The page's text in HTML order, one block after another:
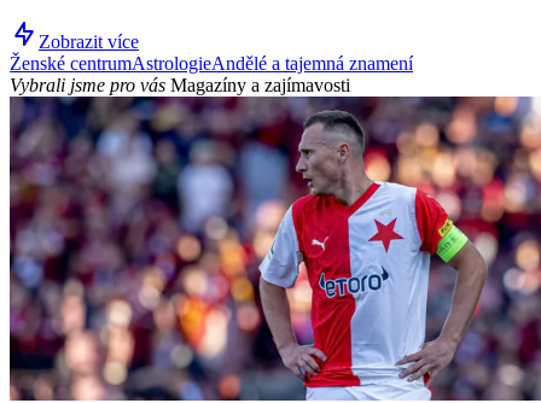
Zobrazit více
Ženské centrumAstrologieAndělé a tajemná znamení
Vybrali jsme pro vás Magazíny a zajímavosti